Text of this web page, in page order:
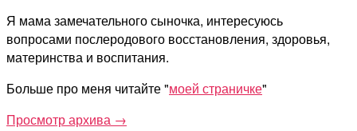
Я мама замечательного сыночка, интересуюсь
вопросами послеродового восстановления, здоровья,
материнства и воспитания.
Больше про меня читайте "моей страничке"
Просмотр архива →